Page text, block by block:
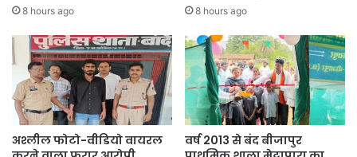
8 hours ago 8 hours ago
अश्लील फोटो-वीडियो वायरल
वर्ष 2013 से बंद बीजापुर